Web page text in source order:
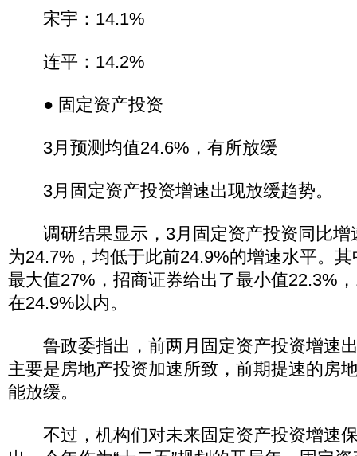
宋宇：14.1%
连平：14.2%
● 固定资产投资
3月预测均值24.6%，有所放缓
3月固定资产投资增速出现放缓趋势。
调研结果显示，3月固定资产投资同比增
为24.7%，均低于此前24.9%的增速水平。
最大值27%，招商证券给出了最小值22.3%
在24.9%以内。
鲁政委指出，前两月固定资产投资增速
主要是房地产投资加速所致，前期提速的房
能放缓。
不过，机构们对未来固定资产投资增速